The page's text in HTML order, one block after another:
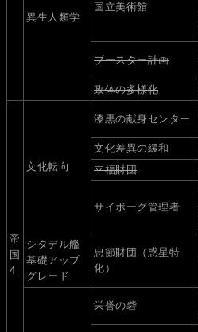
異生人類学
国立美術館
ブースター計画
政体の多様化
帝
国
4
文化転向
漆黒の献身センター
文化差異の緩和
幸福財団
サイボーグ管理者
シタデル艦
基礎アップ
グレード
忠節財団（惑星特
化）
栄誉の砦